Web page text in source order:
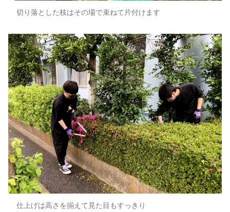
切り落とした枝はその場で束ねて片付けます
仕上げは高さを揃えて見た目もすっきり